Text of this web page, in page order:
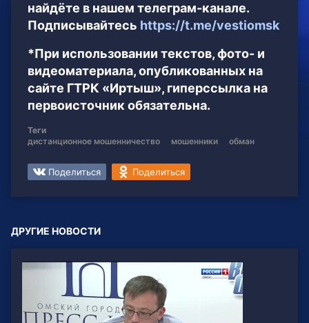
найдёте в нашем телеграм-канале.
Подписывайтесь https://t.me/vestiomsk
*При использовании текстов, фото- и
видеоматериала, опубликованных на
сайте ГТРК «Иртыш», гиперссылка на
первоисточник обязательна.
Теги
дистанционное мошенничество
мошенники обман
Поделиться Поделиться
ДРУГИЕ НОВОСТИ